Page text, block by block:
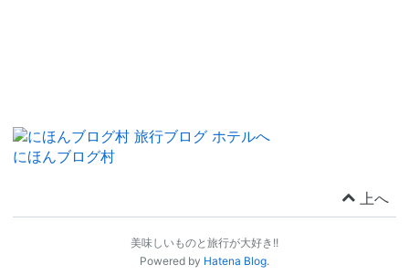
にほんブログ村
上へ
美味しいものと旅行が大好き!!
Powered by Hatena Blog.